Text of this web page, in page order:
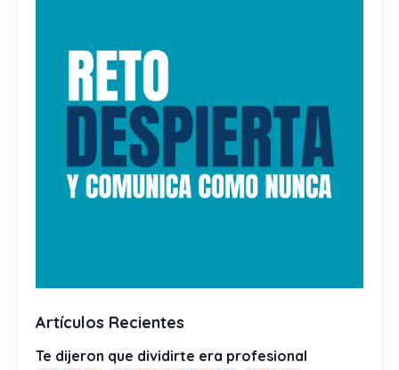
Artículos Recientes
Te dijeron que dividirte era profesional